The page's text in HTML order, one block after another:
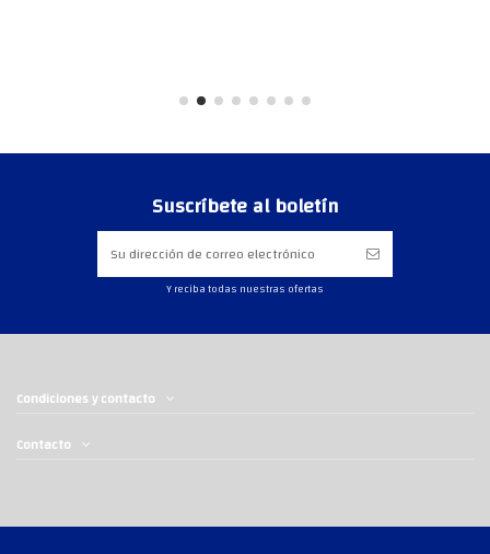
Suscríbete al boletín
Y reciba todas nuestras ofertas
Condiciones y contacto
Contacto